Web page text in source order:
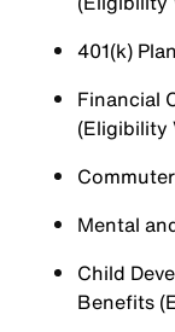
401(k)
Financial
(Eligibility
Mental
Child
Benefits